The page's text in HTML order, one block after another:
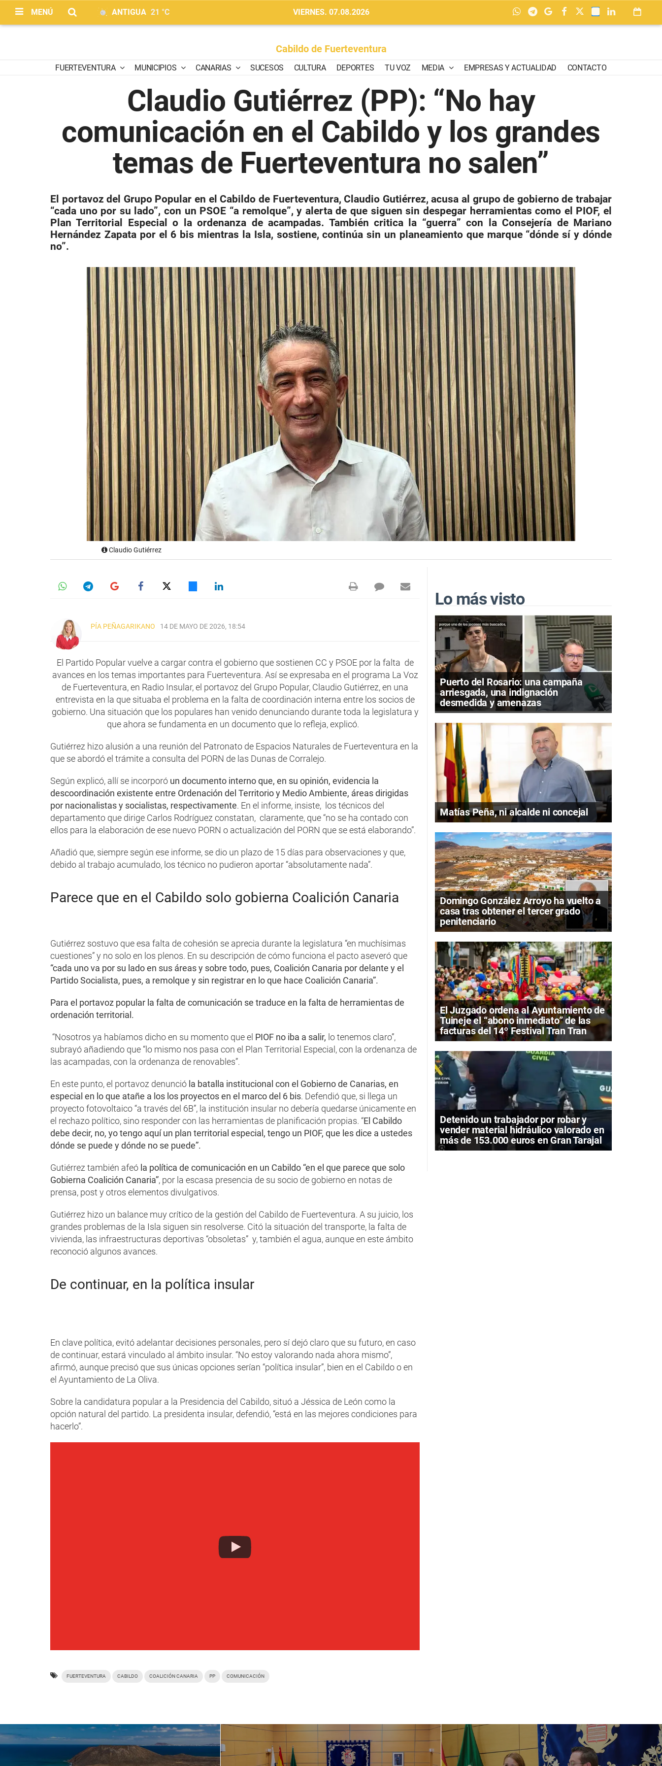
MENÚ ANTIGUA 21 °C VIERNES. 07.08.2026
Cabildo de Fuerteventura
FUERTEVENTURA MUNICIPIOS CANARIAS SUCESOS CULTURA DEPORTES TU VOZ MEDIA EMPRESAS Y ACTUALIDAD CONTACTO
Claudio Gutiérrez (PP): “No hay
comunicación en el Cabildo y los grandes
temas de Fuerteventura no salen”
El portavoz del Grupo Popular en el Cabildo de Fuerteventura, Claudio Gutiérrez, acusa al grupo de gobierno de trabajar
“cada uno por su lado”, con un PSOE “a remolque”, y alerta de que siguen sin despegar herramientas como el PIOF, el
Plan Territorial Especial o la ordenanza de acampadas. También critica la “guerra” con la Consejería de Mariano
Hernández Zapata por el 6 bis mientras la Isla, sostiene, continúa sin un planeamiento que marque “dónde sí y dónde
no”.
Claudio Gutiérrez
PÍA PEÑAGARIKANO 14 DE MAYO DE 2026, 18:54
El Partido Popular vuelve a cargar contra el gobierno que sostienen CC y PSOE por la falta de
avances en los temas importantes para Fuerteventura. Así se expresaba en el programa La Voz
de Fuerteventura, en Radio Insular, el portavoz del Grupo Popular, Claudio Gutiérrez, en una
entrevista en la que situaba el problema en la falta de coordinación interna entre los socios de
gobierno. Una situación que los populares han venido denunciando durante toda la legislatura y
que ahora se fundamenta en un documento que lo refleja, explicó.
Gutiérrez hizo alusión a una reunión del Patronato de Espacios Naturales de Fuerteventura en la
que se abordó el trámite a consulta del PORN de las Dunas de Corralejo.
Según explicó, allí se incorporó un documento interno que, en su opinión, evidencia la
descoordinación existente entre Ordenación del Territorio y Medio Ambiente, áreas dirigidas
por nacionalistas y socialistas, respectivamente. En el informe, insiste, los técnicos del
departamento que dirige Carlos Rodríguez constatan, claramente, que “no se ha contado con
ellos para la elaboración de ese nuevo PORN o actualización del PORN que se está elaborando”.
Añadió que, siempre según ese informe, se dio un plazo de 15 días para observaciones y que,
debido al trabajo acumulado, los técnico no pudieron aportar “absolutamente nada”.
Parece que en el Cabildo solo gobierna Coalición Canaria
Gutiérrez sostuvo que esa falta de cohesión se aprecia durante la legislatura “en muchísimas
cuestiones” y no solo en los plenos. En su descripción de cómo funciona el pacto aseveró que
“cada uno va por su lado en sus áreas y sobre todo, pues, Coalición Canaria por delante y el
Partido Socialista, pues, a remolque y sin registrar en lo que hace Coalición Canaria”.
Para el portavoz popular la falta de comunicación se traduce en la falta de herramientas de
ordenación territorial.
“Nosotros ya habíamos dicho en su momento que el PIOF no iba a salir, lo tenemos claro”,
subrayó añadiendo que “lo mismo nos pasa con el Plan Territorial Especial, con la ordenanza de
las acampadas, con la ordenanza de renovables”.
En este punto, el portavoz denunció la batalla institucional con el Gobierno de Canarias, en
especial en lo que atañe a los los proyectos en el marco del 6 bis. Defendió que, si llega un
proyecto fotovoltaico “a través del 6B”, la institución insular no debería quedarse únicamente en
el rechazo político, sino responder con las herramientas de planificación propias. “El Cabildo
debe decir, no, yo tengo aquí un plan territorial especial, tengo un PIOF, que les dice a ustedes
dónde se puede y dónde no se puede”.
Gutiérrez también afeó la política de comunicación en un Cabildo “en el que parece que solo
Gobierna Coalición Canaria”, por la escasa presencia de su socio de gobierno en notas de
prensa, post y otros elementos divulgativos.
Gutiérrez hizo un balance muy crítico de la gestión del Cabildo de Fuerteventura. A su juicio, los
grandes problemas de la Isla siguen sin resolverse. Citó la situación del transporte, la falta de
vivienda, las infraestructuras deportivas “obsoletas” y, también el agua, aunque en este ámbito
reconoció algunos avances.
De continuar, en la política insular
En clave política, evitó adelantar decisiones personales, pero sí dejó claro que su futuro, en caso
de continuar, estará vinculado al ámbito insular. “No estoy valorando nada ahora mismo”,
afirmó, aunque precisó que sus únicas opciones serían “política insular”, bien en el Cabildo o en
el Ayuntamiento de La Oliva.
Sobre la candidatura popular a la Presidencia del Cabildo, situó a Jéssica de León como la
opción natural del partido. La presidenta insular, defendió, “está en las mejores condiciones para
hacerlo”.
FUERTEVENTURA CABILDO COALICIÓN CANARIA PP COMUNICACIÓN
Lo más visto
Puerto del Rosario: una campaña
arriesgada, una indignación
desmedida y amenazas
Matías Peña, ni alcalde ni concejal
Domingo González Arroyo ha vuelto a
casa tras obtener el tercer grado
penitenciario
El Juzgado ordena al Ayuntamiento de
Tuineje el “abono inmediato” de las
facturas del 14º Festival Tran Tran
Detenido un trabajador por robar y
vender material hidráulico valorado en
más de 153.000 euros en Gran Tarajal